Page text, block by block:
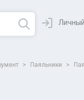
> Паяльники >